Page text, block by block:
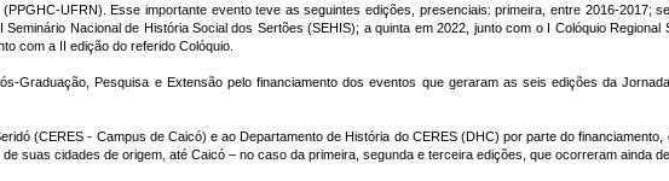
UFRN). Esse importante evento teve as seguintes edições, presenciais: primeira, entre 2016-2017;
Nacional de História Social dos Sertões (SEHIS); a quinta em 2022, junto com o I Colóquio Regional
com a II edição do referido Colóquio.
Graduação, Pesquisa e Extensão pelo financiamento dos eventos que geraram as seis edições da
(CERES - Campus de Caicó) e ao Departamento de História do CERES (DHC) por parte do
suas cidades de origem, até Caicó – no caso da primeira, segunda e terceira edições, que ocorreram ainda